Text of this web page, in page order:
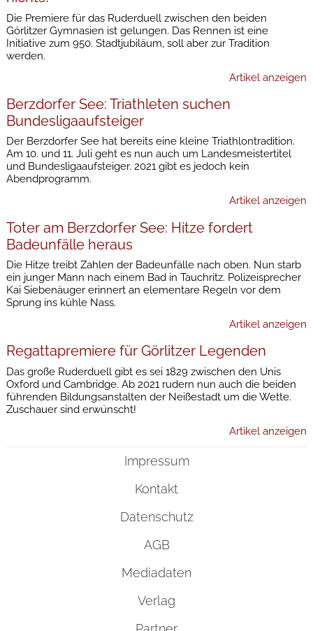
Die Premiere für das Ruderduell zwischen den beiden
Görlitzer Gymnasien ist gelungen. Das Rennen ist eine
Initiative zum 950. Stadtjubiläum, soll aber zur Tradition
werden.
Artikel anzeigen
Berzdorfer See: Triathleten suchen
Bundesligaaufsteiger
Der Berzdorfer See hat bereits eine kleine Triathlontradition.
Am 10. und 11. Juli geht es nun auch um Landesmeistertitel
und Bundesligaaufsteiger. 2021 gibt es jedoch kein
Abendprogramm.
Artikel anzeigen
Toter am Berzdorfer See: Hitze fordert
Badeunfälle heraus
Die Hitze treibt Zahlen der Badeunfälle nach oben. Nun starb
ein junger Mann nach einem Bad in Tauchritz. Polizeisprecher
Kai Siebenäuger erinnert an elementare Regeln vor dem
Sprung ins kühle Nass.
Artikel anzeigen
Regattapremiere für Görlitzer Legenden
Das große Ruderduell gibt es sei 1829 zwischen den Unis
Oxford und Cambridge. Ab 2021 rudern nun auch die beiden
führenden Bildungsanstalten der Neißestadt um die Wette.
Zuschauer sind erwünscht!
Artikel anzeigen
Impressum
Kontakt
Datenschutz
AGB
Mediadaten
Verlag